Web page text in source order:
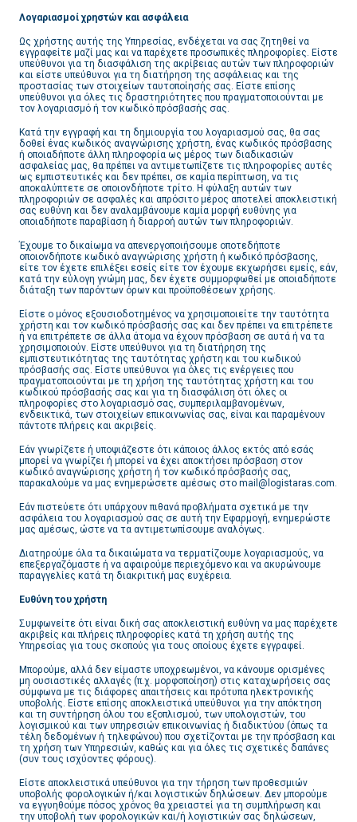
Λογαριασμοί χρηστών και ασφάλεια
Ως χρήστης αυτής της Υπηρεσίας, ενδέχεται να σας ζητηθεί να
εγγραφείτε μαζί μας και να παρέχετε προσωπικές πληροφορίες. Είστε
υπεύθυνοι για τη διασφάλιση της ακρίβειας αυτών των πληροφοριών
και είστε υπεύθυνοι για τη διατήρηση της ασφάλειας και της
προστασίας των στοιχείων ταυτοποίησής σας. Είστε επίσης
υπεύθυνοι για όλες τις δραστηριότητες που πραγματοποιούνται με
τον λογαριασμό ή τον κωδικό πρόσβασής σας.
Κατά την εγγραφή και τη δημιουργία του λογαριασμού σας, θα σας
δοθεί ένας κωδικός αναγνώρισης χρήστη, ένας κωδικός πρόσβασης
ή οποιαδήποτε άλλη πληροφορία ως μέρος των διαδικασιών
ασφαλείας μας, θα πρέπει να αντιμετωπίζετε τις πληροφορίες αυτές
ως εμπιστευτικές και δεν πρέπει, σε καμία περίπτωση, να τις
αποκαλύπτετε σε οποιονδήποτε τρίτο. Η φύλαξη αυτών των
πληροφοριών σε ασφαλές και απρόσιτο μέρος αποτελεί αποκλειστική
σας ευθύνη και δεν αναλαμβάνουμε καμία μορφή ευθύνης για
οποιαδήποτε παραβίαση ή διαρροή αυτών των πληροφοριών.
Έχουμε το δικαίωμα να απενεργοποιήσουμε οποτεδήποτε
οποιονδήποτε κωδικό αναγνώρισης χρήστη ή κωδικό πρόσβασης,
είτε τον έχετε επιλέξει εσείς είτε τον έχουμε εκχωρήσει εμείς, εάν,
κατά την εύλογη γνώμη μας, δεν έχετε συμμορφωθεί με οποιαδήποτε
διάταξη των παρόντων όρων και προϋποθέσεων χρήσης.
Είστε ο μόνος εξουσιοδοτημένος να χρησιμοποιείτε την ταυτότητα
χρήστη και τον κωδικό πρόσβασής σας και δεν πρέπει να επιτρέπετε
ή να επιτρέπετε σε άλλα άτομα να έχουν πρόσβαση σε αυτά ή να τα
χρησιμοποιούν. Είστε υπεύθυνοι για τη διατήρηση της
εμπιστευτικότητας της ταυτότητας χρήστη και του κωδικού
πρόσβασής σας. Είστε υπεύθυνοι για όλες τις ενέργειες που
πραγματοποιούνται με τη χρήση της ταυτότητας χρήστη και του
κωδικού πρόσβασής σας και για τη διασφάλιση ότι όλες οι
πληροφορίες στο λογαριασμό σας, συμπεριλαμβανομένων,
ενδεικτικά, των στοιχείων επικοινωνίας σας, είναι και παραμένουν
πάντοτε πλήρεις και ακριβείς.
Εάν γνωρίζετε ή υποψιάζεστε ότι κάποιος άλλος εκτός από εσάς
μπορεί να γνωρίζει ή μπορεί να έχει αποκτήσει πρόσβαση στον
κωδικό αναγνώρισης χρήστη ή τον κωδικό πρόσβασής σας,
παρακαλούμε να μας ενημερώσετε αμέσως στο mail@logistaras.com.
Εάν πιστεύετε ότι υπάρχουν πιθανά προβλήματα σχετικά με την
ασφάλεια του λογαριασμού σας σε αυτή την Εφαρμογή, ενημερώστε
μας αμέσως, ώστε να τα αντιμετωπίσουμε αναλόγως.
Διατηρούμε όλα τα δικαιώματα να τερματίζουμε λογαριασμούς, να
επεξεργαζόμαστε ή να αφαιρούμε περιεχόμενο και να ακυρώνουμε
παραγγελίες κατά τη διακριτική μας ευχέρεια.
Ευθύνη του χρήστη
Συμφωνείτε ότι είναι δική σας αποκλειστική ευθύνη να μας παρέχετε
ακριβείς και πλήρεις πληροφορίες κατά τη χρήση αυτής της
Υπηρεσίας για τους σκοπούς για τους οποίους έχετε εγγραφεί.
Μπορούμε, αλλά δεν είμαστε υποχρεωμένοι, να κάνουμε ορισμένες
μη ουσιαστικές αλλαγές (π.χ. μορφοποίηση) στις καταχωρήσεις σας
σύμφωνα με τις διάφορες απαιτήσεις και πρότυπα ηλεκτρονικής
υποβολής. Είστε επίσης αποκλειστικά υπεύθυνοι για την απόκτηση
και τη συντήρηση όλου του εξοπλισμού, των υπολογιστών, του
λογισμικού και των υπηρεσιών επικοινωνίας ή διαδικτύου (όπως τα
τέλη δεδομένων ή τηλεφώνου) που σχετίζονται με την πρόσβαση και
τη χρήση των Υπηρεσιών, καθώς και για όλες τις σχετικές δαπάνες
(συν τους ισχύοντες φόρους).
Είστε αποκλειστικά υπεύθυνοι για την τήρηση των προθεσμιών
υποβολής φορολογικών ή/και λογιστικών δηλώσεων. Δεν μπορούμε
να εγγυηθούμε πόσος χρόνος θα χρειαστεί για τη συμπλήρωση και
την υποβολή των φορολογικών και/ή λογιστικών σας δηλώσεων,